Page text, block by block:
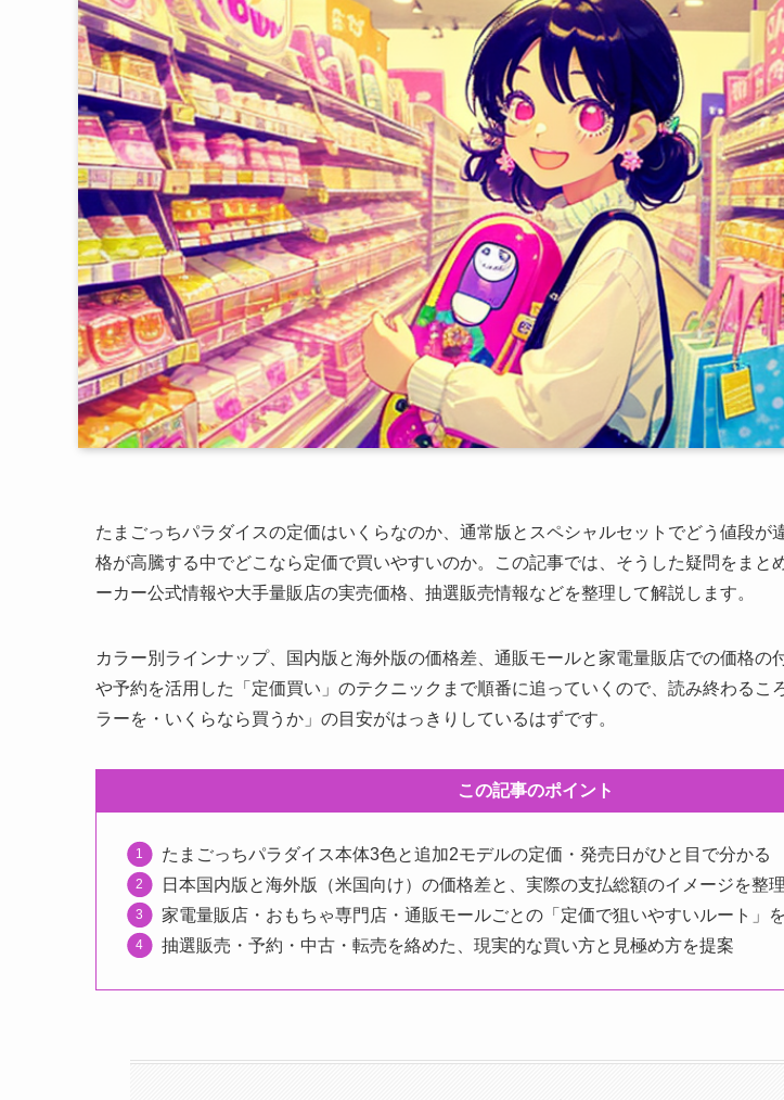
たまごっちパラダイスの定価はいくらなのか、通常版とスペシャルセットでどう値段が
格が高騰する中でどこなら定価で買いやすいのか。この記事では、そうした疑問をまと
ーカー公式情報や大手量販店の実売価格、抽選販売情報などを整理して解説します。
カラー別ラインナップ、国内版と海外版の価格差、通販モールと家電量販店での価格の
や予約を活用した「定価買い」のテクニックまで順番に追っていくので、読み終わるこ
ラーを・いくらなら買うか」の目安がはっきりしているはずです。
この記事のポイント
たまごっちパラダイス本体3色と追加2モデルの定価・発売日がひと目で分かる
日本国内版と海外版（米国向け）の価格差と、実際の支払総額のイメージを整理
家電量販店・おもちゃ専門店・通販モールごとの「定価で狙いやすいルート」
抽選販売・予約・中古・転売を絡めた、現実的な買い方と見極め方を提案